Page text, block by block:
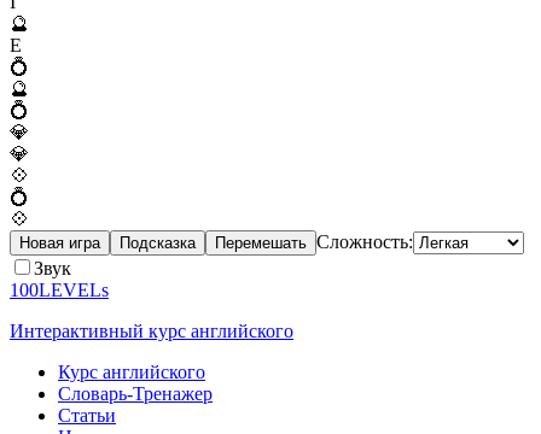
🔮
E
💍
🔮
💍
💎
💎
💠
💍
💠
Новая игра Подсказка Перемешать Сложность:
Звук
100LEVELs
Интерактивный курс английского
Курс английского
Словарь-Тренажер
Статьи